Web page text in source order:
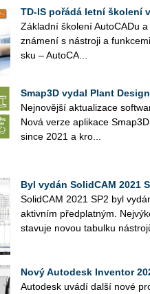
TD-IS pořádá letní školení
Zá­klad­ní ško­le­ní Au­to­CA­Du
zná­me­ní s ná­stro­ji a
s­ku – Au­to­CA...
Smap3D vydal Plant
Nej­no­věj­ší ak­tu­a­li­za­ce
Nová verze apli­ka­ce
sin­ce 2021 a kro...
Byl vydán SolidCAM 2021
So­lid­CAM 2021 SP2 byl
aktivním před­plat­ným.
sta­vu­je novou ta­bul­ku
Nový Autodesk Inventor
Au­to­de­sk uvádí další nové